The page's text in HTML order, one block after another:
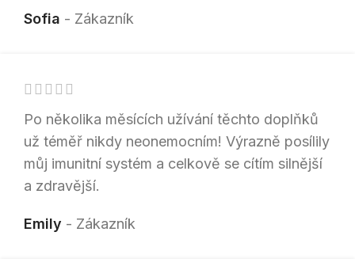
Sofia Zákazník
Po několika měsících užívání těchto doplňků
už téměř nikdy neonemocním! Výrazně posílily
můj imunitní systém a celkově se cítím silnější
a zdravější.
Emily Zákazník